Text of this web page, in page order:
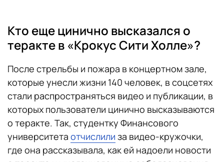
Кто еще цинично высказался о
теракте в «Крокус Сити Холле»?
После стрельбы и пожара в концертном зале,
которые унесли жизни 140 человек, в соцсетях
стали распространяться видео и публикации, в
которых пользователи цинично высказываются
о теракте. Так, студентку Финансового
университета отчислили за видео-кружочки,
где она рассказывала, как ей надоели новости